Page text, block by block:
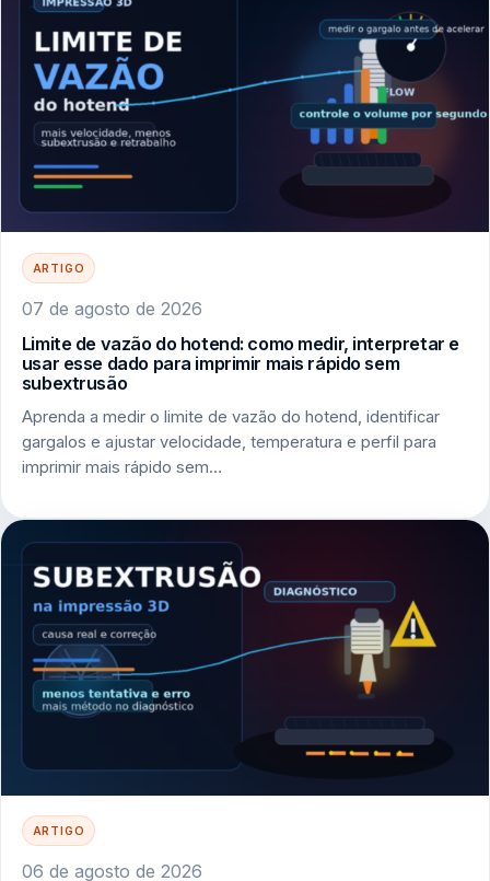
ARTIGO
07 de agosto de 2026
Limite de vazão do hotend: como medir, interpretar e
usar esse dado para imprimir mais rápido sem
subextrusão
Aprenda a medir o limite de vazão do hotend, identificar
gargalos e ajustar velocidade, temperatura e perfil para
imprimir mais rápido sem…
ARTIGO
06 de agosto de 2026